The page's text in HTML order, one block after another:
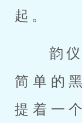
起。
韵仪打开门时，kevin穿着
简单的
提着一